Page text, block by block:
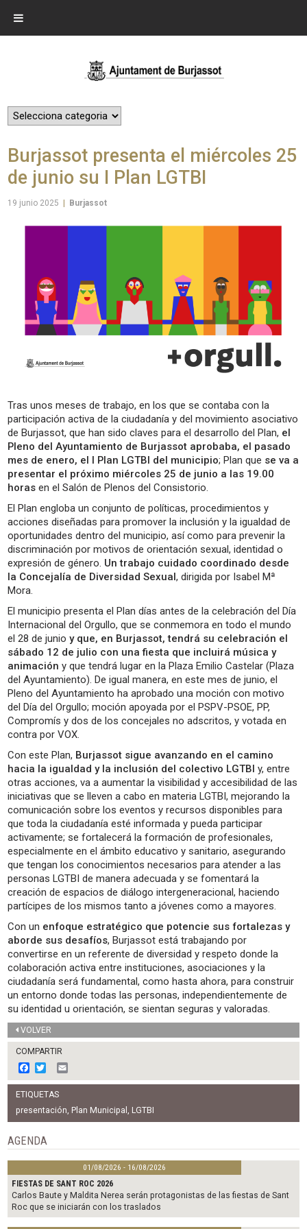
Burjassot presenta el miércoles 25
de junio su I Plan LGTBI
19 junio 2025 Burjassot
Tras unos meses de trabajo, en los que se contaba con la
participación activa de la ciudadanía y del movimiento asociativo
de Burjassot, que han sido claves para el desarrollo del Plan, el
Pleno del Ayuntamiento de Burjassot aprobaba, el pasado
mes de enero, el I Plan LGTBI del municipio; Plan que se va a
presentar el próximo miércoles 25 de junio a las 19.00
horas en el Salón de Plenos del Consistorio.
El Plan engloba un conjunto de políticas, procedimientos y
acciones diseñadas para promover la inclusión y la igualdad de
oportunidades dentro del municipio, así como para prevenir la
discriminación por motivos de orientación sexual, identidad o
expresión de género. Un trabajo cuidado coordinado desde
la Concejalía de Diversidad Sexual, dirigida por Isabel Mª
Mora.
El municipio presenta el Plan días antes de la celebración del Día
Internacional del Orgullo, que se conmemora en todo el mundo
el 28 de junioy que, en Burjassot, tendrá su celebración el
sábado 12 de julio con una fiesta que incluirá música y
animación y que tendrá lugar en la Plaza Emilio Castelar (Plaza
del Ayuntamiento). De igual manera, en este mes de junio, el
Pleno del Ayuntamiento ha aprobado una moción con motivo
del Día del Orgullo; moción apoyada por el PSPV-PSOE, PP,
Compromís y dos de los concejales no adscritos, y votada en
contra por VOX.
Con este Plan, Burjassot sigue avanzando en el camino
hacia la igualdad y la inclusión del colectivo LGTBI y, entre
otras acciones, va a aumentar la visibilidad y accesibilidad de las
iniciativas que se lleven a cabo en materia LGTBI, mejorando la
comunicación sobre los eventos y recursos disponibles para
que toda la ciudadanía esté informada y pueda participar
activamente; se fortalecerá la formación de profesionales,
especialmente en el ámbito educativo y sanitario, asegurando
que tengan los conocimientos necesarios para atender a las
personas LGTBI de manera adecuada y se fomentará la
creación de espacios de diálogo intergeneracional, haciendo
partícipes de los mismos tanto a jóvenes como a mayores.
Con un enfoque estratégico que potencie sus fortalezas y
aborde sus desafíos, Burjassot está trabajando por
convertirse en un referente de diversidad y respeto donde la
colaboración activa entre instituciones, asociaciones y la
ciudadanía será fundamental, como hasta ahora, para construir
un entorno donde todas las personas, independientemente de
su identidad u orientación, se sientan seguras y valoradas.
VOLVER
COMPARTIR
F
a
c
e
b
o
o
k
w
i
t
t
e
m
l
ETIQUETAS
presentación, Plan Municipal , LGTBI
AGENDA
01/08/2026 - 16/08/2026
FIESTAS DE SANT ROC 2026
Carlos Baute y Maldita Nerea serán protagonistas de las fiestas de Sant
Roc que se iniciarán con los traslados